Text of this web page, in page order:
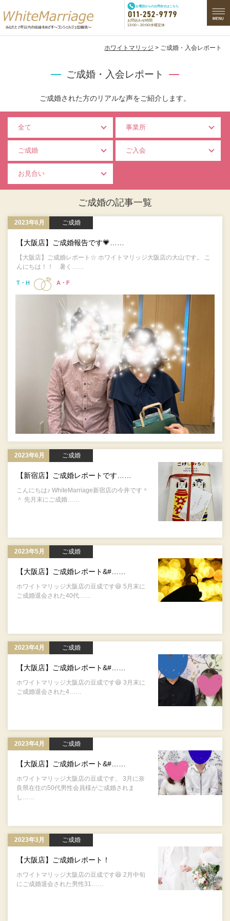
お電話からのお問合せはこちら
お問合わせ時間
13:00～20:00/水曜定休
ホワイトマリッジ > ご成婚・入会レポート
ご成婚・入会レポート
ご成婚された方のリアルな声をご紹介します。
全て 事業所
ご成婚 ご入会
お見合い
ご成婚の記事一覧
2023年6月 ご成婚
【大阪店】ご成婚報告です💗……
【大阪店】ご成婚レポート☆ ホワイトマリッジ大阪店の大山です。 こ
んにちは！！ 暑く……
T・H A・F
2023年6月 ご成婚
【新宿店】ご成婚レポートです……
こんにちは♪ WhiteMarriage新宿店の今井です＾
＾ 先月末にご成婚……
2023年5月 ご成婚
【大阪店】ご成婚レポート&#……
ホワイトマリッジ大阪店の豆成です😆 5月末に
ご成婚退会された40代……
2023年4月 ご成婚
【大阪店】ご成婚レポート&#……
ホワイトマリッジ大阪店の豆成です😆 3月末に
ご成婚退会された4……
2023年4月 ご成婚
【大阪店】ご成婚レポート&#……
ホワイトマリッジ大阪店の豆成です。 3月に奈
良県在住の50代男性会員様がご成婚されま
し……
2023年3月 ご成婚
【大阪店】ご成婚レポート！
ホワイトマリッジ大阪店の豆成です😆 2月中旬
にご成婚退会された男性31……